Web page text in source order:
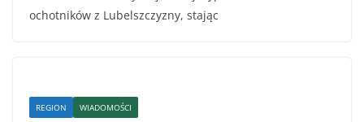
ochotników z Lubelszczyzny, stając
REGION WIADOMOŚCI